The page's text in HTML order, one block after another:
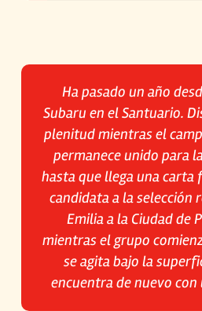
Ha pasado un año
Subaru en el Santuario.
plenitud mientras el
permanece unido para
hasta que llega una carta
candidata a la selección
Emilia a la Ciudad de
mientras el grupo
se agita bajo la
encuentra de nuevo